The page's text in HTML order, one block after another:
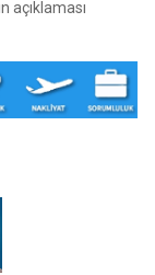
açıklaması